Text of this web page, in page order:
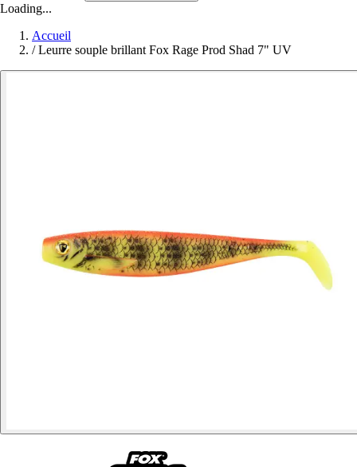
Loading...
Accueil
/ Leurre souple brillant Fox Rage Prod Shad 7" UV